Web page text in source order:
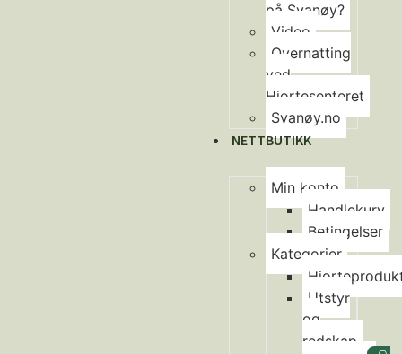
på Svanøy?
Video
Overnatting
ved
Hjortesenteret
Svanøy.no
NETTBUTIKK
Min konto
Handlekurv
Betingelser
Kategorier
Utstyr
og
redskap